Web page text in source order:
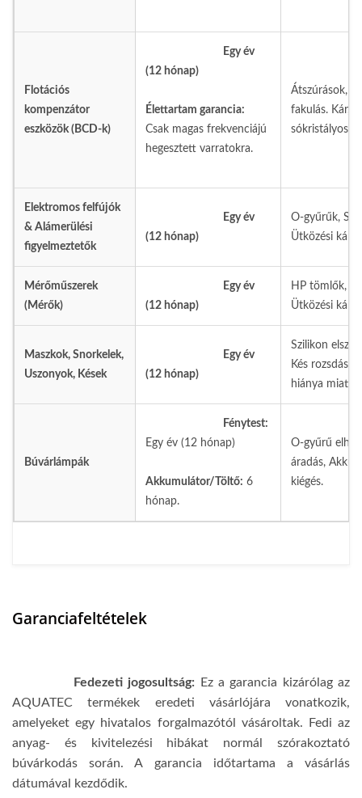
Flotációs
kompenzátor
eszközök (BCD-k)
Egy év
(12 hónap)
Élettartam garancia:
Csak magas frekvenciájú
hegesztett varratokra.
Átszúrások,
fakulás. Kár,
Elektromos felfújók
& Alámerülési
figyelmeztetők
Egy év
(12 hónap)
O-gyűrűk,
Ütközési kár,
Mérőműszerek
(Mérők)
Egy év
(12 hónap)
HP tömlők,
Ütközési kár.
Maszkok, Snorkelek,
Uszonyok, Kések
Egy év
(12 hónap)
Szilikon
Kés
hiánya miatt),
Búvárlámpák
Fénytest:
Egy év (12 hónap)
Akkumulátor/Töltő: 6
hónap.
O-gyűrű
áradás,
kiégés.
Garanciafeltételek
Fedezeti jogosultság: Ez a garancia kizárólag az
AQUATEC termékek eredeti vásárlójára vonatkozik,
amelyeket egy hivatalos forgalmazótól vásároltak. Fedi az
anyag- és kivitelezési hibákat normál szórakoztató
búvárkodás során. A garancia időtartama a vásárlás
dátumával kezdődik.